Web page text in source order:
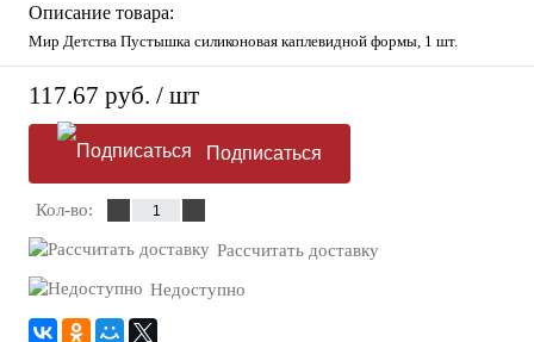
Описание товара:
Мир Детства Пустышка силиконовая каплевидной формы, 1 шт.
117.67 руб. / шт
Подписаться
Кол-во:
Рассчитать доставку
Недоступно